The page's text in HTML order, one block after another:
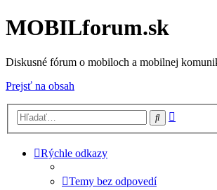
MOBILforum.sk
Diskusné fórum o mobiloch a mobilnej
Prejsť na obsah
Hľadať
Rýchle odkazy
Temy bez odpovedí